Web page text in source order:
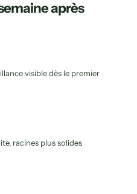
après
visible dès le premier
racines plus solides